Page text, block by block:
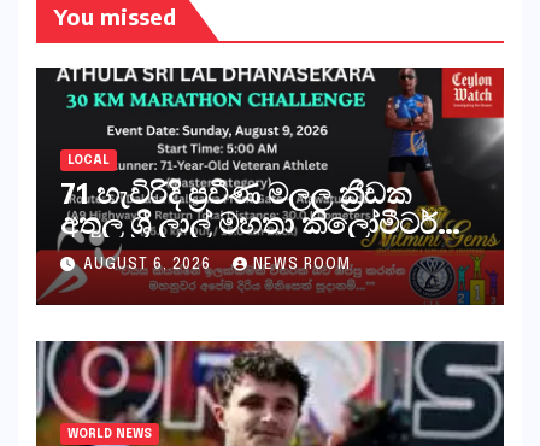
You missed
LOCAL
71 හැවිරිදි ප්‍රවීණ මලල ක්‍රීඩක
අතුල ශ්‍රී ලාල් මහතා කිලෝමීටර්
30ක විශේෂ මැරතන් ධාවන
අභියෝගයකට සැරසෙයි
AUGUST 6, 2026 NEWS ROOM
WORLD NEWS